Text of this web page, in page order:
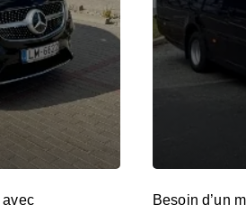
avec
Besoin d’un